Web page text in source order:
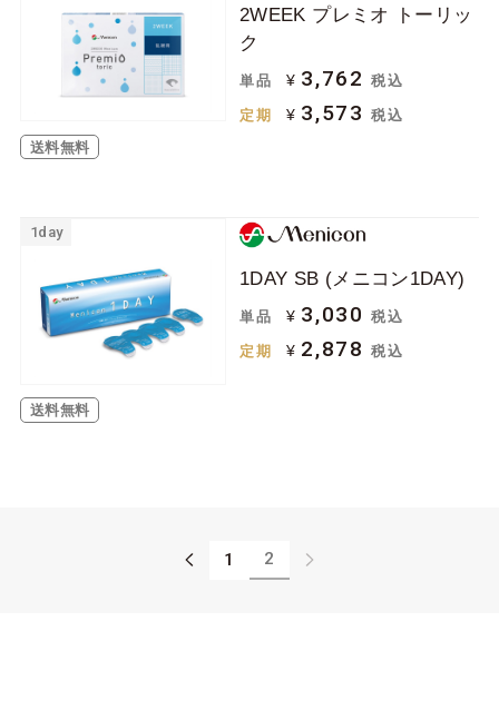
送料無料
2WEEK プレミオ トーリッ
ク
単品 ¥ 3,762 税込
定期 ¥ 3,573 税込
1day
送料無料
1DAY SB (メニコン1DAY)
単品 ¥ 3,030 税込
定期 ¥ 2,878 税込
1 2